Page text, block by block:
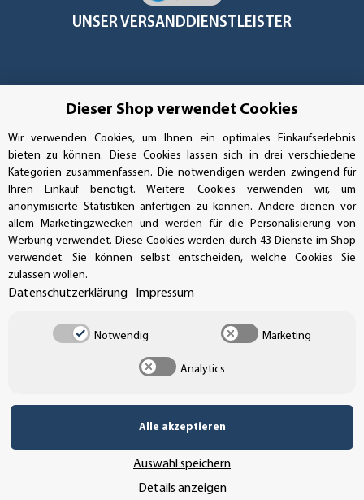
UNSER VERSANDDIENSTLEISTER
Vertrag widerrufen
* Alle Preise inkl. gesetzlicher USt., zzgl.
Copyright© 2025 SEMPE GmbH Wolmirstedt
von Bewertungen. Trusted Shops hat Maßnahmen getroffen, um
Informationen
Dieser Shop verwendet Cookies
Wir verwenden Cookies, um Ihnen ein optimales Einkaufserlebnis
bieten zu können. Diese Cookies lassen sich in drei verschiedene
Kategorien zusammenfassen. Die notwendigen werden zwingend für
Ihren Einkauf benötigt. Weitere Cookies verwenden wir, um
anonymisierte Statistiken anfertigen zu können. Andere dienen vor
allem Marketingzwecken und werden für die Personalisierung von
Werbung verwendet. Diese Cookies werden durch 43 Dienste im Shop
verwendet. Sie können selbst entscheiden, welche Cookies Sie
zulassen wollen.
Datenschutzerklärung Impressum
Notwendig Marketing
Analytics
Alle akzeptieren
Auswahl speichern
Details anzeigen